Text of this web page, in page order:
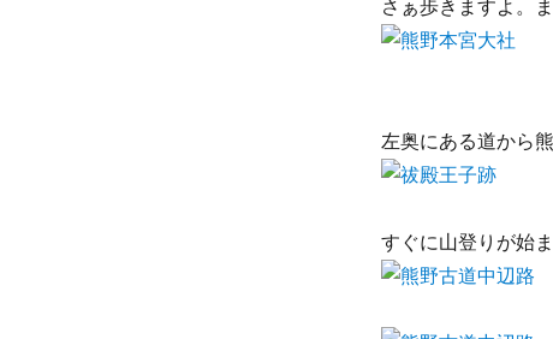
さぁ歩きますよ。
左奥にある道から
すぐに山登りが始